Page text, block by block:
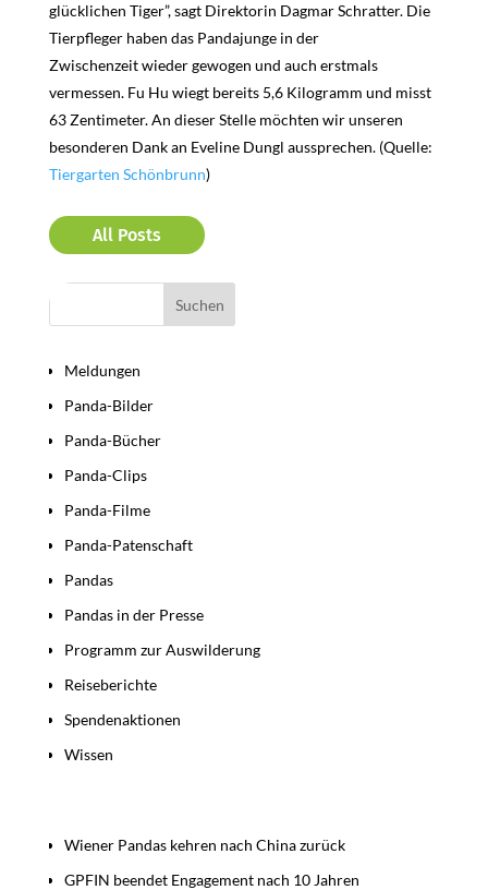
glücklichen Tiger”, sagt Direktorin Dagmar Schratter. Die
Tierpfleger haben das Pandajunge in der
Zwischenzeit wieder gewogen und auch erstmals
vermessen. Fu Hu wiegt bereits 5,6 Kilogramm und misst
63 Zentimeter. An dieser Stelle möchten wir unseren
besonderen Dank an Eveline Dungl aussprechen. (Quelle:
Tiergarten Schönbrunn)
All Posts
Meldungen
Panda-Bilder
Panda-Bücher
Panda-Clips
Panda-Filme
Panda-Patenschaft
Pandas
Pandas in der Presse
Programm zur Auswilderung
Reiseberichte
Spendenaktionen
Wissen
Wiener Pandas kehren nach China zurück
GPFIN beendet Engagement nach 10 Jahren